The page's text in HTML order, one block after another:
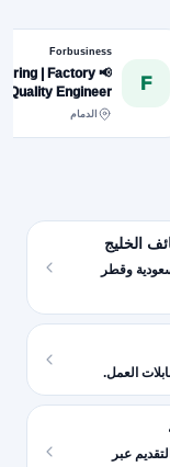
F
Forbusiness
Hiring | Factory
Quality Engineer
الدمام
وقطر
العمل.
عبر